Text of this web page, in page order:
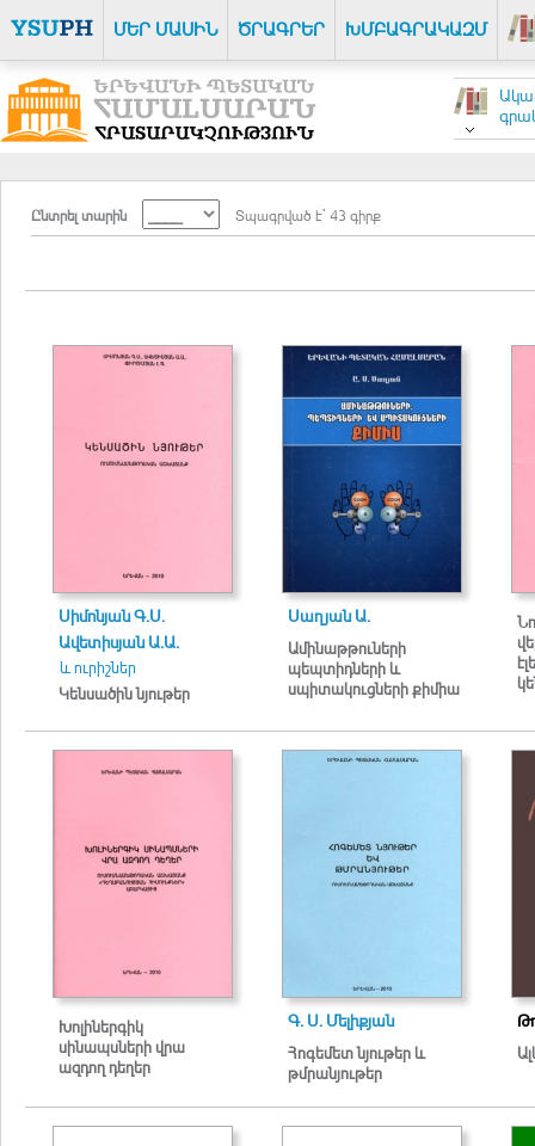
ՄԵՐ ՄԱՍԻՆ ԾՐԱԳՐԵՐ ԽՄԲԱԳՐԱԿԱԶՄ
Ընտրել տարին Տպագրված է` 43 գիրք
Սիմոնյան Գ.Ս.
Ավետիսյան Ա.Ա.
և ուրիշներ
Կենսածին նյութեր
Սաղյան Ա.
Ամինաթթուների
պեպտիդների և
սպիտակուցների քիմիա
Խոլիներգիկ
սինապսների վրա
ազդող դեղեր
Գ. Ս. Մելիքյան
Հոգեմետ նյութեր և
թմրանյութեր